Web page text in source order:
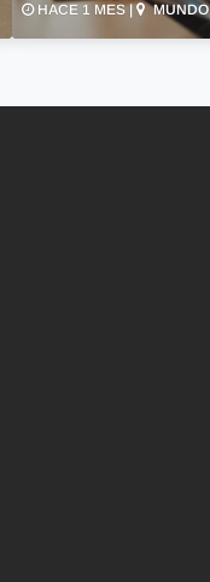
HACE 1 MES | MUNDO